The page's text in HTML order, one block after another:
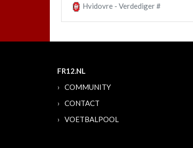
Hvidovre - Verdediger #
FR12.NL
COMMUNITY
CONTACT
VOETBALPOOL